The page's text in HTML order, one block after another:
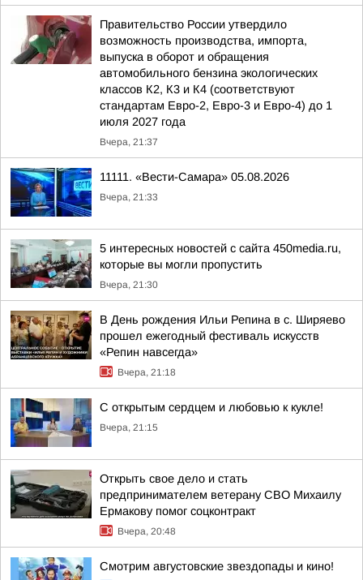
Правительство России утвердило
возможность производства, импорта,
выпуска в оборот и обращения
автомобильного бензина экологических
классов К2, К3 и К4 (соответствуют
стандартам Евро-2, Евро-3 и Евро-4) до 1
июля 2027 года
Вчера, 21:37
11111. «Вести-Самара» 05.08.2026
Вчера, 21:33
5 интересных новостей с сайта 450media.ru,
которые вы могли пропустить
Вчера, 21:30
В День рождения Ильи Репина в с. Ширяево
прошел ежегодный фестиваль искусств
«Репин навсегда»
Вчера, 21:18
С открытым сердцем и любовью к кукле!
Вчера, 21:15
Открыть свое дело и стать
предпринимателем ветерану СВО Михаилу
Ермакову помог соцконтракт
Вчера, 20:48
Смотрим августовские звездопады и кино!